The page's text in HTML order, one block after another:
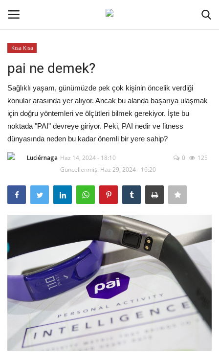
Ana Sayfa
Kripto Para
İletişim
Genel
Kodlama
English
Kısa Kısa
pai ne demek?
Sağlıklı yaşam, günümüzde pek çok kişinin öncelik verdiği
konular arasında yer alıyor. Ancak bu alanda başarıya ulaşmak
için doğru yöntemleri ve ölçütleri bilmek gerekiyor. İşte bu
noktada "PAI" devreye giriyor. Peki, PAI nedir ve fitness
dünyasında neden bu kadar önemli bir yere sahip?
Luciérnaga Haz 14, 2024 - 18:10
Güncellenmiş: Haz 29, 2024 - 16:20
0 125